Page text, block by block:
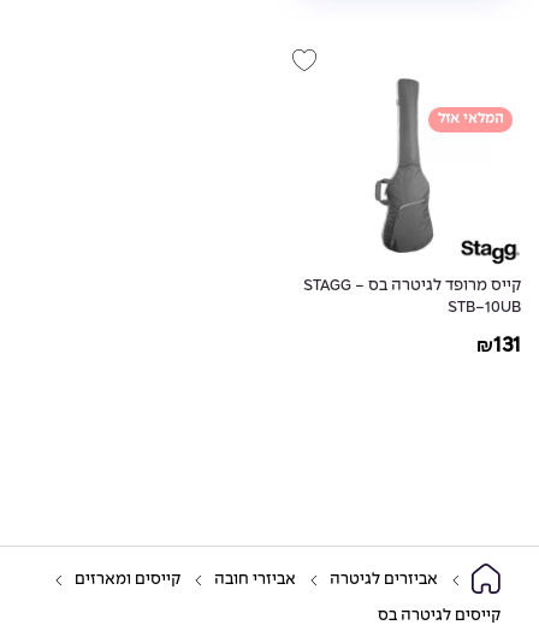
המלאי אזל
קייס מרופד לגיטרה בס - STAGG
STB-10UB
₪131
אביזרים לגיטרה אביזרי חובה קייסים ומארזים
קייסים לגיטרה בס